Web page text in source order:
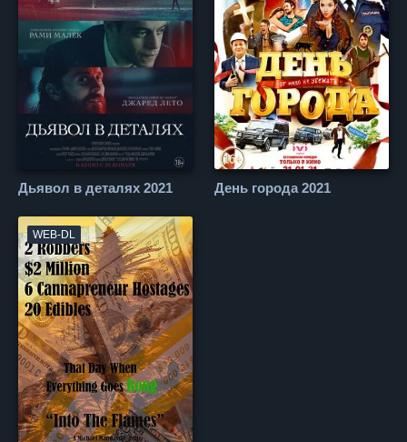
Дьявол в деталях 2021 День города 2021
WEB-DL